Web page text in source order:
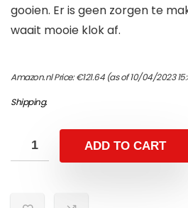
gooien. Er is geen zorgen te
waait mooie klok af.
Amazon.nl Price:€121.64(as of 10/04/2023
Shipping.
ADD TO CART